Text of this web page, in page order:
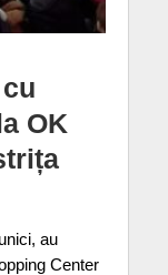
OK
au
Center